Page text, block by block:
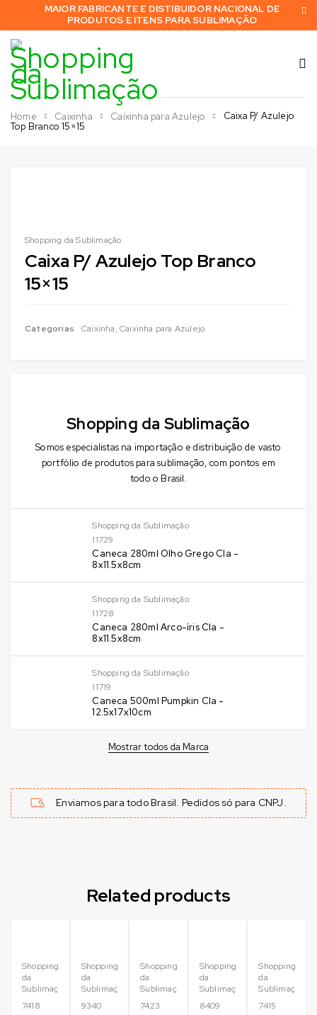
MAIOR FABRICANTE E DISTIBUIDOR NACIONAL DE
PRODUTOS E ITENS PARA SUBLIMAÇÃO
Home Caixinha Caixinha para Azulejo
Caixa P/ Azulejo
Top Branco 15×15
Shopping da Sublimação
Somos especialistas na importação e distribuição de vasto
portfólio de produtos para sublimação, com pontos em
todo o Brasil.
Shopping da Sublimação
11729
Caneca 280ml Olho Grego Cla -
8x11.5x8cm
Shopping da Sublimação
11728
Caneca 280ml Arco-íris Cla -
8x11.5x8cm
Shopping da Sublimação
11719
Caneca 500ml Pumpkin Cla -
12.5x17x10cm
Mostrar todos da Marca
Shopping da Sublimação
Caixa P/ Azulejo Top Branco
15×15
Categorias Caixinha,Caixinha para Azulejo
Enviamos para todo Brasil. Pedidos só para CNPJ.
Related products
Shopping
da
Sublimação
7418
Shopping
da
Sublimação
9340
Shopping
da
Sublimação
7423
Shopping
da
Sublimação
8409
Shopping
da
Sublimação
7415